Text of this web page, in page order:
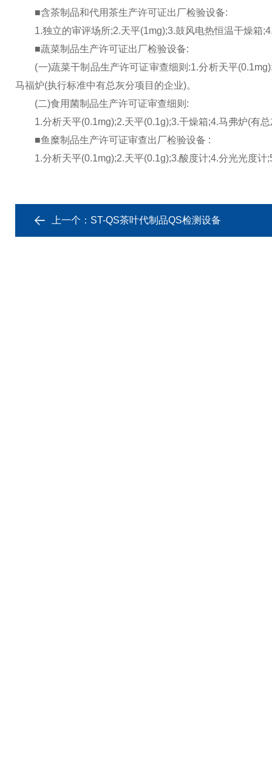
■含茶制品和代用茶生产许可证出厂检验设备:
1.独立的审评场所;2.天平(1mg);3.鼓风电热恒温干燥箱
■蔬菜制品生产许可证出厂检验设备:
(一)蔬菜干制品生产许可证审查细则:1.分析天平
马福炉(执行标准中有总灰分项目的企业)。
(二)食用菌制品生产许可证审查细则:
1.分析天平(0.1mg);2.天平(0.1g);3.干燥箱;4.马弗炉(有总
■鱼糜制品生产许可证审查出厂检验设备 :
1.分析天平(0.1mg);2.天平(0.1g);3.酸度计;4.分光光度计
上一个： ST-QS茶叶代制品QS检测设备